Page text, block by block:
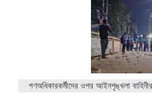
গণঅধিকারকর্মীদের ওপর আইনশৃঙ্খলা